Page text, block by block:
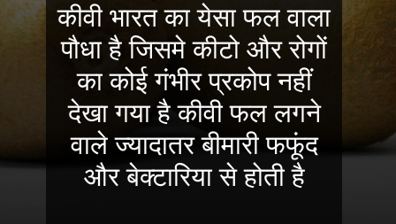
कीवी भारत का येसा फल वाला
पौधा है जिसमे कीटो और रोगों
का कोई गंभीर प्रकोप नहीं
देखा गया है कीवी फल लगने
वाले ज्यादातर बीमारी फफूंद
और बेक्टारिया से होती है